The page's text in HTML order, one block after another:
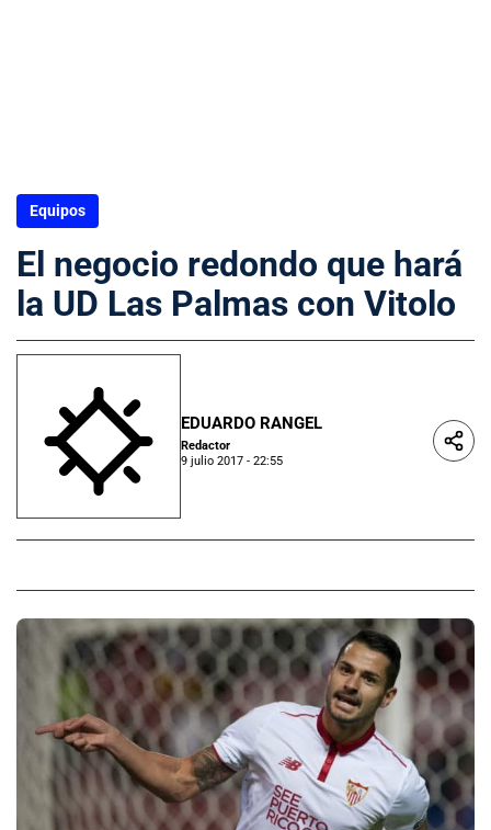
Equipos
El negocio redondo que hará
la UD Las Palmas con Vitolo
EDUARDO RANGEL
Redactor
9 julio 2017 - 22:55